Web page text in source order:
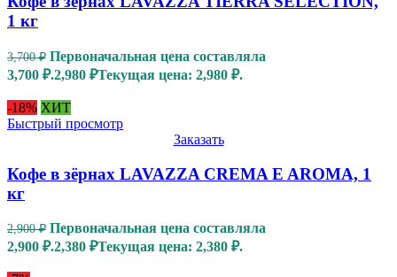
1 кг
3,700₽ Первоначальная цена составляла
3,700 ₽.2,980 ₽Текущая цена: 2,980 ₽.
-18% ХИТ
Быстрый просмотр
Заказать
Кофе в зёрнах LAVAZZA CREMA E AROMA, 1
кг
2,900₽ Первоначальная цена составляла
2,900 ₽.2,380 ₽Текущая цена: 2,380 ₽.